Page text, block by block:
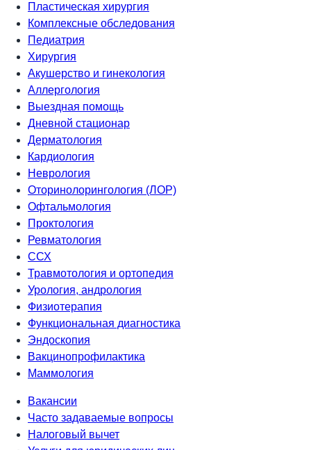
Пластическая хирургия
Комплексные обследования
Педиатрия
Хирургия
Акушерство и гинекология
Аллергология
Выездная помощь
Дневной стационар
Дерматология
Кардиология
Неврология
Оторинолорингология (ЛОР)
Офтальмология
Проктология
Ревматология
ССХ
Травмотология и ортопедия
Урология, андрология
Физиотерапия
Функциональная диагностика
Эндоскопия
Вакцинопрофилактика
Маммология
Вакансии
Часто задаваемые вопросы
Налоговый вычет